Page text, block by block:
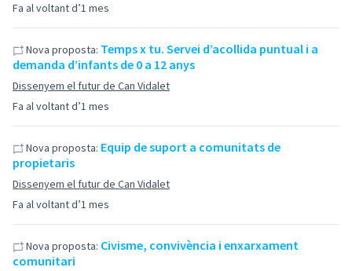
Fa al voltant d’1 mes
Fa al voltant d’1 mes
Nova proposta: Temps x tu. Servei d’acollida puntual i a
demanda d’infants de 0 a 12 anys
Dissenyem el futur de Can Vidalet
Fa al voltant d’1 mes
Nova proposta: Equip de suport a comunitats de
propietaris
Dissenyem el futur de Can Vidalet
Nova proposta: Civisme, convivència i enxarxament
comunitari